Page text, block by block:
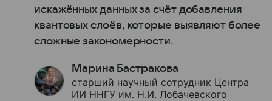
искажённых данных за счёт добавления
квантовых слоёв, которые выявляют более
сложные закономерности.
Марина Бастракова
старший научный сотрудник Центра
ИИ ННГУ им. Н.И. Лобачевского